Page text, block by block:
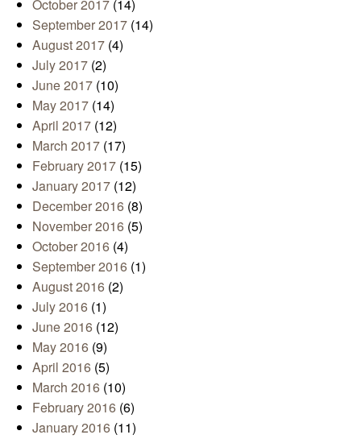
October 2017 (14)
September 2017 (14)
August 2017 (4)
July 2017 (2)
June 2017 (10)
May 2017 (14)
April 2017 (12)
March 2017 (17)
February 2017 (15)
January 2017 (12)
December 2016 (8)
November 2016 (5)
October 2016 (4)
September 2016 (1)
August 2016 (2)
July 2016 (1)
June 2016 (12)
May 2016 (9)
April 2016 (5)
March 2016 (10)
February 2016 (6)
January 2016 (11)